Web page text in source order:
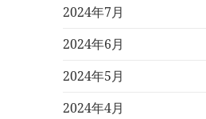
2024年7月
2024年6月
2024年5月
2024年4月